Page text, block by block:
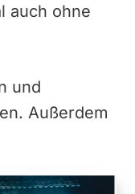
auch ohne
und
Außerdem